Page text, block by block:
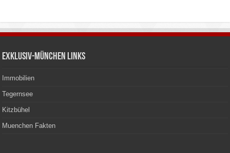
Exklusiv-München Links
Immobilien
Tegernsee
Kitzbühel
Muenchen Fakten